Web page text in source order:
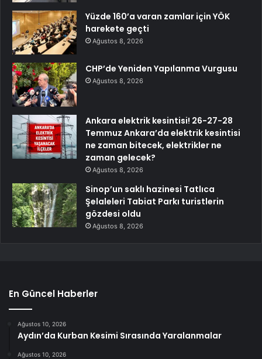
Yüzde 160’a varan zamlar için YÖK
harekete geçti
Ağustos 8, 2026
CHP’de Yeniden Yapılanma Vurgusu
Ağustos 8, 2026
Ankara elektrik kesintisi! 26-27-28
Temmuz Ankara’da elektrik kesintisi
ne zaman bitecek, elektrikler ne
zaman gelecek?
Ağustos 8, 2026
Sinop’un saklı hazinesi Tatlıca
Şelaleleri Tabiat Parkı turistlerin
gözdesi oldu
Ağustos 8, 2026
En Güncel Haberler
Ağustos 10, 2026
Aydın’da Kurban Kesimi Sırasında Yaralanmalar
Ağustos 10, 2026